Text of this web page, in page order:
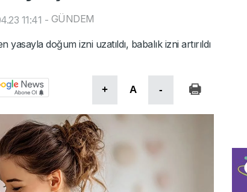
11:41 - GÜNDEM
doğum izni uzatıldı, babalık izni artırıldı
+ A -